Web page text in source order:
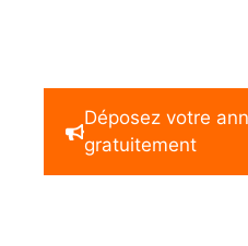
Déposez votre
gratuitement